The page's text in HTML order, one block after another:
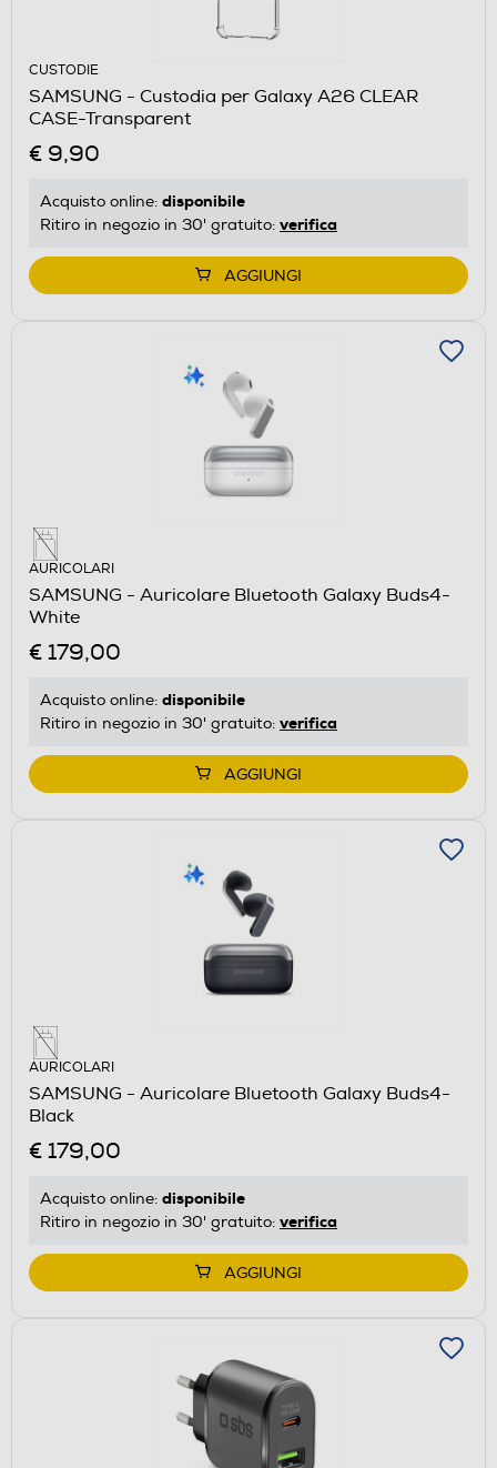
CUSTODIE
SAMSUNG - Custodia per Galaxy A26 CLEAR
CASE-Transparent
€ 9,90
Acquisto online: disponibile
Ritiro in negozio in 30' gratuito: verifica
AGGIUNGI
AURICOLARI
SAMSUNG - Auricolare Bluetooth Galaxy Buds4-
White
€ 179,00
Acquisto online: disponibile
Ritiro in negozio in 30' gratuito: verifica
AGGIUNGI
AURICOLARI
SAMSUNG - Auricolare Bluetooth Galaxy Buds4-
Black
€ 179,00
Acquisto online: disponibile
Ritiro in negozio in 30' gratuito: verifica
AGGIUNGI